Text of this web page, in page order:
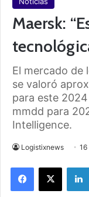
Maersk:
El mercado de
se valoró
para este
mmdd para
Intelligence.
Logistixnews